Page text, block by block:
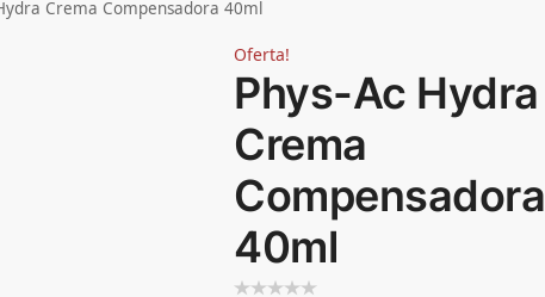
Crema Compensadora 40ml
Oferta!
Phys-Ac Hydra
Crema
Compensadora
40ml